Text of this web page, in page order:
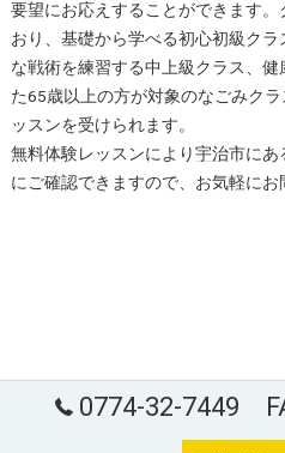
要望にお応えすることができます
おり、基礎から学べる初心初級ク
な戦術を練習する中上級クラス、
た65歳以上の方が対象のなごみク
ッスンを受けられます。
無料体験レッスンにより宇治市にあ
にご確認できますので、お気軽にお
0774-32-7449